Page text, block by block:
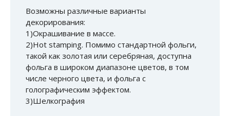
Возможны различные варианты
декорирования:
1)Окрашивание в массе.
2)Hot stamping. Помимо стандартной фольги,
такой как золотая или серебряная, доступна
фольга в широком диапазоне цветов, в том
числе черного цвета, и фольга с
голографическим эффектом.
3)Шелкография